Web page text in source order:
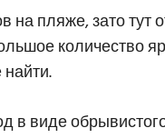
пляже, зато тут
количество
в виде